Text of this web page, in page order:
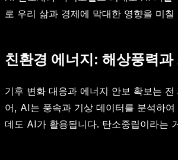
로 우리 삶과 경제에 막대한 영향을 미
친환경 에너지: 해상풍력과
기후 변화 대응과 에너지 안보 확보는
어, AI는 풍속과 기상 데이터를 분석하
데도 AI가 활용됩니다. 탄소중립이라는